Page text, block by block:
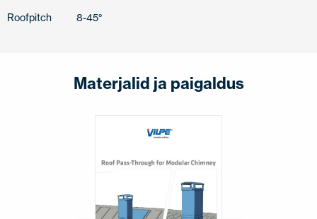
Roofpitch 8-45°
Materjalid ja paigaldus